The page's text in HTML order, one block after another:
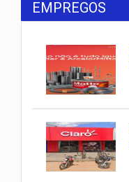
EMPREGOS